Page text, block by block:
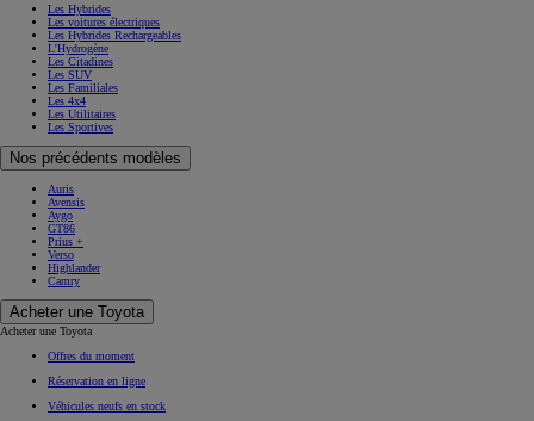
Les Hybrides
Les voitures électriques
Les Hybrides Rechargeables
L'Hydrogène
Les Citadines
Les SUV
Les Familiales
Les 4x4
Les Utilitaires
Les Sportives
Nos précédents modèles
Auris
Avensis
Aygo
GT86
Prius +
Verso
Highlander
Camry
Acheter une Toyota
Acheter une Toyota
Offres du moment
Réservation en ligne
Véhicules neufs en stock